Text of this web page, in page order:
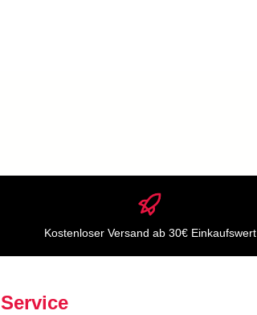
Kostenloser Versand ab 30€ Einkaufswert
Service